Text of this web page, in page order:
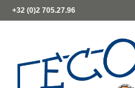
+32 (0)2 705.27.96